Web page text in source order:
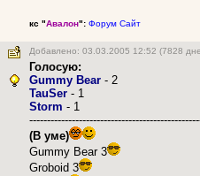
кс "Авалон": Форум Сайт
Добавлено: 03.03.2005 12:52 (7828
Голосую:
Gummy Bear - 2
TauSer - 1
Storm - 1
(В уме)
Gummy Bear 3
Groboid 3